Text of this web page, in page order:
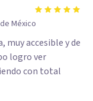
México
muy accesible y de
logro ver
con total